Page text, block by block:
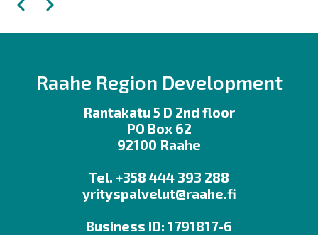
PreviousNext
Raahe Region Development
Rantakatu 5 D 2nd floor
PO Box 62
92100 Raahe
Tel. +358 444 393 288
yrityspalvelut@raahe.fi
Business ID: 1791817-6